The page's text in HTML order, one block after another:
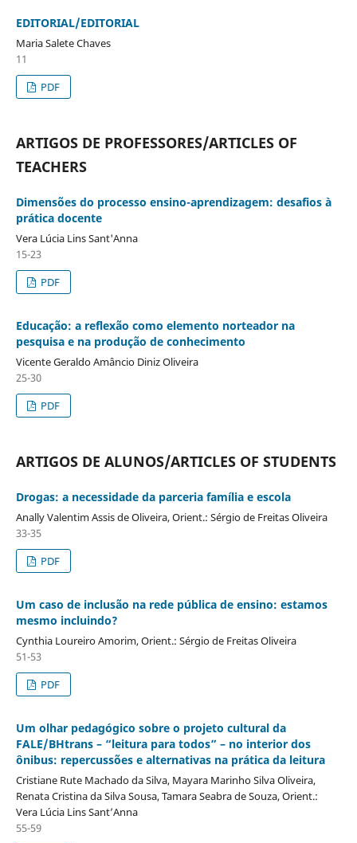
EDITORIAL/EDITORIAL
Maria Salete Chaves
11
PDF
ARTIGOS DE PROFESSORES/ARTICLES OF
TEACHERS
Dimensões do processo ensino-aprendizagem: desafios à
prática docente
Vera Lúcia Lins Sant'Anna
15-23
PDF
Educação: a reflexão como elemento norteador na
pesquisa e na produção de conhecimento
Vicente Geraldo Amâncio Diniz Oliveira
25-30
PDF
ARTIGOS DE ALUNOS/ARTICLES OF STUDENTS
Drogas: a necessidade da parceria família e escola
Anally Valentim Assis de Oliveira, Orient.: Sérgio de Freitas Oliveira
33-35
PDF
Um caso de inclusão na rede pública de ensino: estamos
mesmo incluindo?
Cynthia Loureiro Amorim, Orient.: Sérgio de Freitas Oliveira
51-53
PDF
Um olhar pedagógico sobre o projeto cultural da
FALE/BHtrans – “leitura para todos” – no interior dos
ônibus: repercussões e alternativas na prática da leitura
Cristiane Rute Machado da Silva, Mayara Marinho Silva Oliveira,
Renata Cristina da Silva Sousa, Tamara Seabra de Souza, Orient.:
Vera Lúcia Lins Sant’Anna
55-59